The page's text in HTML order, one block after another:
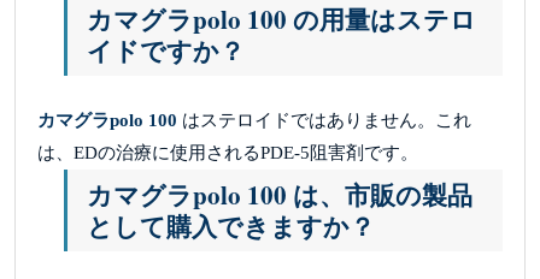
カマグラpolo 100 の用量はステロ
イドですか？
カマグラpolo 100 はステロイドではありません。これ
は、EDの治療に使用されるPDE-5阻害剤です。
カマグラpolo 100 は、市販の製品
として購入できますか？